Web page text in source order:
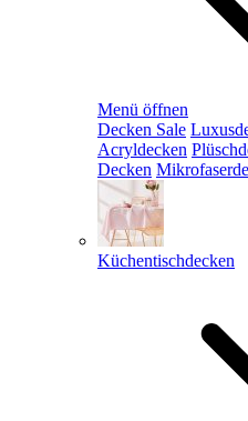
Menü öffnen
Decken Sale
Acryldecken
Decken
Küchentischdecken